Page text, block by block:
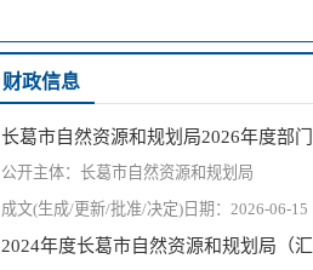
财政信息
长葛市自然资源和规划局2026年度部
长葛市自然资源和规划局
2026-06-15
2024年度长葛市自然资源和规划局（